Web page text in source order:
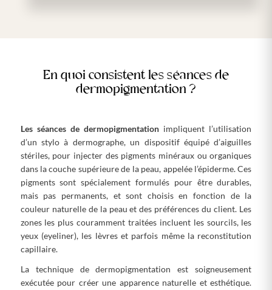
En quoi consistent les séances de
dermopigmentation ?
Les séances de dermopigmentation impliquent l’utilisation
d’un stylo à dermographe, un dispositif équipé d’aiguilles
stériles, pour injecter des pigments minéraux ou organiques
dans la couche supérieure de la peau, appelée l’épiderme. Ces
pigments sont spécialement formulés pour être durables,
mais pas permanents, et sont choisis en fonction de la
couleur naturelle de la peau et des préférences du client. Les
zones les plus couramment traitées incluent les sourcils, les
yeux (eyeliner), les lèvres et parfois même la reconstitution
capillaire.
La technique de dermopigmentation est soigneusement
exécutée pour créer une apparence naturelle et esthétique.